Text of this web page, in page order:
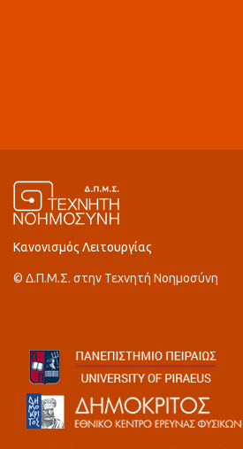
Κανονισμός Λειτουργίας
© Δ.Π.Μ.Σ. στην Τεχνητή Νοημοσύνη